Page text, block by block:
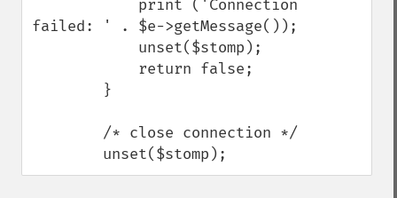
failed: ' . $e->getMessage());
        unset($stomp);